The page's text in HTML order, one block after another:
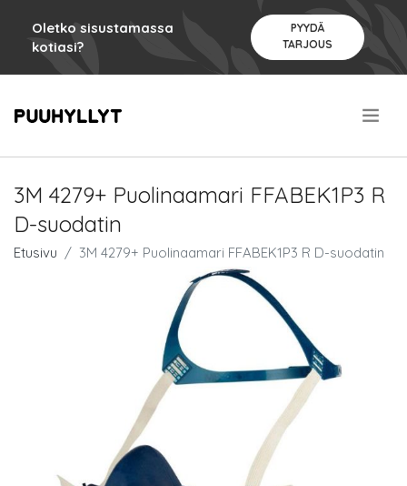
Oletko sisustamassa
kotiasi?
PYYDÄ
TARJOUS
3M 4279+ Puolinaamari FFABEK1P3 R
D-suodatin
Etusivu 3M 4279+ Puolinaamari FFABEK1P3 R D-suodatin